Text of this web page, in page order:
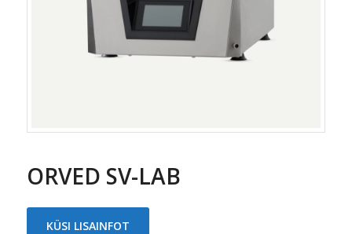
ORVED SV-LAB
KÜSI LISAINFOT